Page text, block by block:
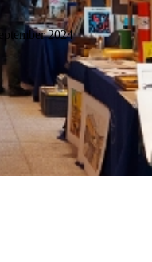
2024